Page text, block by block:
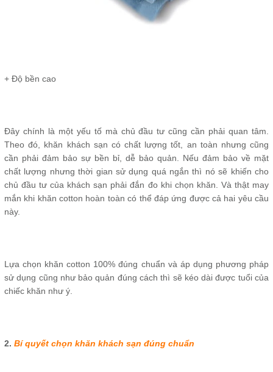
+ Độ bền cao
Đây chính là một yếu tố mà chủ đầu tư cũng cần phải quan tâm.
Theo đó, khăn khách sạn có chất lượng tốt, an toàn nhưng cũng
cần phải đảm bảo sự bền bỉ, dễ bảo quản. Nếu đảm bảo về mặt
chất lượng nhưng thời gian sử dụng quá ngắn thì nó sẽ khiến cho
chủ đầu tư của khách sạn phải đắn đo khi chọn khăn. Và thật may
mắn khi khăn cotton hoàn toàn có thể đáp ứng được cả hai yêu cầu
này.
Lựa chọn khăn cotton 100% đúng chuẩn và áp dụng phương pháp
sử dụng cũng như bảo quản đúng cách thì sẽ kéo dài được tuổi của
chiếc khăn như ý.
2. Bí quyết chọn khăn khách sạn đúng chuẩn